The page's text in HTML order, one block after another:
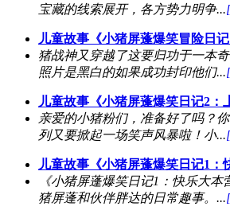
宝藏的线索展开，各方势力明争...
儿童故事《小猪屏蓬爆笑冒险日
猪战神又穿越了这要归功于一本
照片是黑白的如果成功封印他们...
儿童故事《小猪屏蓬爆笑日记2：
亲爱的小猪粉们，准备好了吗？
列又要掀起一场笑声风暴啦！小...
儿童故事《小猪屏蓬爆笑日记1：
《小猪屏蓬爆笑日记1：快乐大
猪屏蓬和伙伴胖达的日常趣事。...